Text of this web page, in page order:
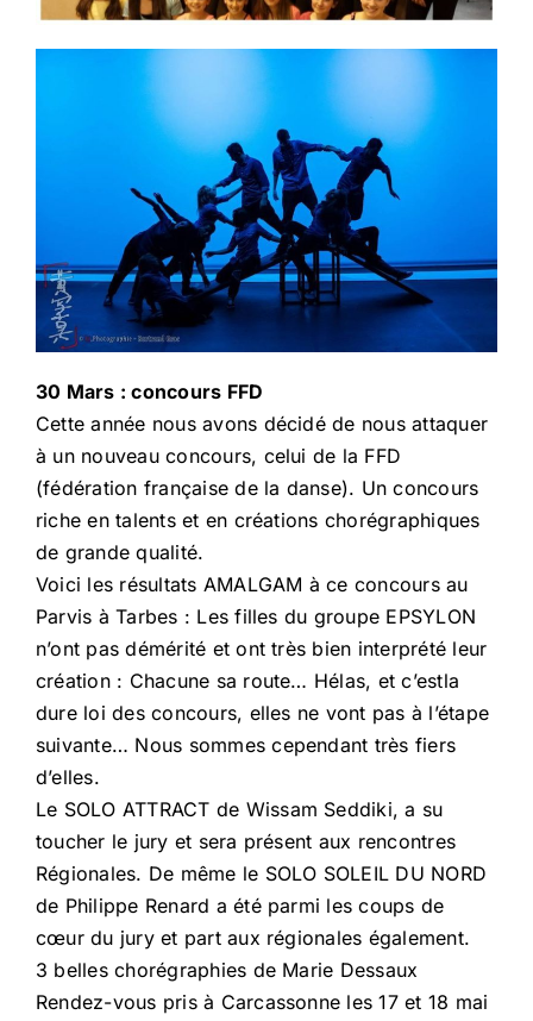
30 Mars : concours FFD
Cette année nous avons décidé de nous attaquer
à un nouveau concours, celui de la FFD
(fédération française de la danse). Un concours
riche en talents et en créations chorégraphiques
de grande qualité.
Voici les résultats AMALGAM à ce concours au
Parvis à Tarbes : Les filles du groupe EPSYLON
n’ont pas démérité et ont très bien interprété leur
création : Chacune sa route… Hélas, et c’estla
dure loi des concours, elles ne vont pas à l’étape
suivante… Nous sommes cependant très fiers
d’elles.
Le SOLO ATTRACT de Wissam Seddiki, a su
toucher le jury et sera présent aux rencontres
Régionales. De même le SOLO SOLEIL DU NORD
de Philippe Renard a été parmi les coups de
cœur du jury et part aux régionales également.
3 belles chorégraphies de Marie Dessaux
Rendez-vous pris à Carcassonne les 17 et 18 mai